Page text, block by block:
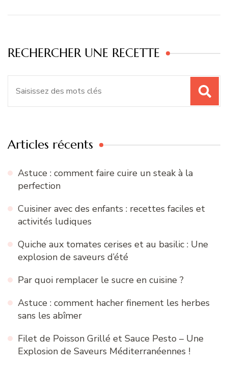
RECHERCHER UNE RECETTE
Articles récents
Astuce : comment faire cuire un steak à la
perfection
Cuisiner avec des enfants : recettes faciles et
activités ludiques
Quiche aux tomates cerises et au basilic : Une
explosion de saveurs d’été
Par quoi remplacer le sucre en cuisine ?
Astuce : comment hacher finement les herbes
sans les abîmer
Filet de Poisson Grillé et Sauce Pesto – Une
Explosion de Saveurs Méditerranéennes !